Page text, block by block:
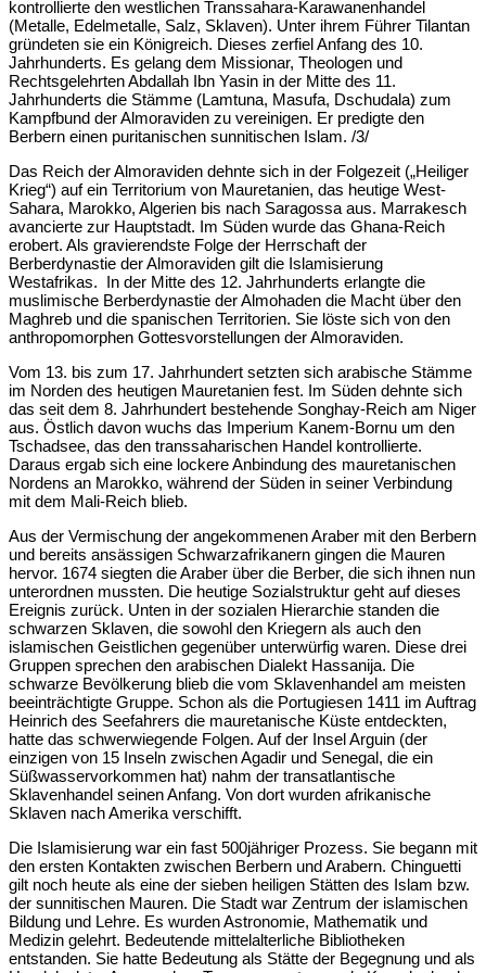
kontrollierte den westlichen Transsahara-Karawanenhandel
(Metalle, Edelmetalle, Salz, Sklaven). Unter ihrem Führer Tilantan
gründeten sie ein Königreich. Dieses zerfiel Anfang des 10.
Jahrhunderts. Es gelang dem Missionar, Theologen und
Rechtsgelehrten Abdallah Ibn Yasin in der Mitte des 11.
Jahrhunderts die Stämme (Lamtuna, Masufa, Dschudala) zum
Kampfbund der Almoraviden zu vereinigen. Er predigte den
Berbern einen puritanischen sunnitischen Islam. /3/
Das Reich der Almoraviden dehnte sich in der Folgezeit („Heiliger
Krieg“) auf ein Territorium von Mauretanien, das heutige West-
Sahara, Marokko, Algerien bis nach Saragossa aus. Marrakesch
avancierte zur Hauptstadt. Im Süden wurde das Ghana-Reich
erobert. Als gravierendste Folge der Herrschaft der
Berberdynastie der Almoraviden gilt die Islamisierung
Westafrikas. In der Mitte des 12. Jahrhunderts erlangte die
muslimische Berberdynastie der Almohaden die Macht über den
Maghreb und die spanischen Territorien. Sie löste sich von den
anthropomorphen Gottesvorstellungen der Almoraviden.
Vom 13. bis zum 17. Jahrhundert setzten sich arabische Stämme
im Norden des heutigen Mauretanien fest. Im Süden dehnte sich
das seit dem 8. Jahrhundert bestehende Songhay-Reich am Niger
aus. Östlich davon wuchs das Imperium Kanem-Bornu um den
Tschadsee, das den transsaharischen Handel kontrollierte.
Daraus ergab sich eine lockere Anbindung des mauretanischen
Nordens an Marokko, während der Süden in seiner Verbindung
mit dem Mali-Reich blieb.
Aus der Vermischung der angekommenen Araber mit den Berbern
und bereits ansässigen Schwarzafrikanern gingen die Mauren
hervor. 1674 siegten die Araber über die Berber, die sich ihnen nun
unterordnen mussten. Die heutige Sozialstruktur geht auf dieses
Ereignis zurück. Unten in der sozialen Hierarchie standen die
schwarzen Sklaven, die sowohl den Kriegern als auch den
islamischen Geistlichen gegenüber unterwürfig waren. Diese drei
Gruppen sprechen den arabischen Dialekt Hassanija. Die
schwarze Bevölkerung blieb die vom Sklavenhandel am meisten
beeinträchtigte Gruppe. Schon als die Portugiesen 1411 im Auftrag
Heinrich des Seefahrers die mauretanische Küste entdeckten,
hatte das schwerwiegende Folgen. Auf der Insel Arguin (der
einzigen von 15 Inseln zwischen Agadir und Senegal, die ein
Süßwasservorkommen hat) nahm der transatlantische
Sklavenhandel seinen Anfang. Von dort wurden afrikanische
Sklaven nach Amerika verschifft.
Die Islamisierung war ein fast 500jähriger Prozess. Sie begann mit
den ersten Kontakten zwischen Berbern und Arabern. Chinguetti
gilt noch heute als eine der sieben heiligen Stätten des Islam bzw.
der sunnitischen Mauren. Die Stadt war Zentrum der islamischen
Bildung und Lehre. Es wurden Astronomie, Mathematik und
Medizin gelehrt. Bedeutende mittelalterliche Bibliotheken
entstanden. Sie hatte Bedeutung als Stätte der Begegnung und als